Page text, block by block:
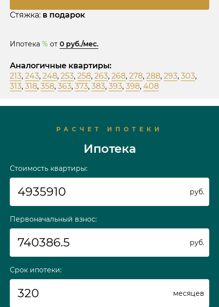
Стяжка: в подарок
Ипотека % от 0 руб./мес.
Аналогичные квартиры:
213, 243, 248, 253, 258, 263, 268, 278, 288, 293, 303,
313, 318, 358, 363, 373, 383, 393, 398, 408
РАСЧЕТ ИПОТЕКИ
Ипотека
Стоимость квартиры:
руб.
Первоначальный взнос:
руб.
Срок ипотеки:
месяцев